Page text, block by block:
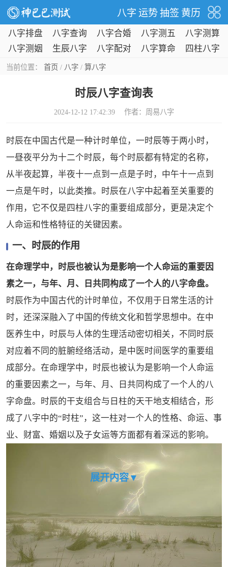
八字 运势 抽签 黄历
八字排盘 八字查询 八字合婚
八字测五
行
八字测算
八字测姻
生辰八字 八字配对 八字算命 四柱八字
当前位置： 首页 / 八字/ 算八字
时辰八字查询表
2024-12-12 17:42:39 作者： 周易八字
时辰在中国古代是一种计时单位，一时辰等于两小时，
一昼夜平分为十二个时辰，每个时辰都有特定的名称，
从半夜起算，半夜十一点到一点是子时，中午十一点到
一点是午时，以此类推。时辰在八字中起着至关重要的
作用，它不仅是四柱八字的重要组成部分，更是决定个
人命运和性格特征的关键因素。
一、时辰的作用
在命理学中，时辰也被认为是影响一个人命运的重要因
素之一，与年、月、日共同构成了一个人的八字命盘。
时辰作为中国古代的计时单位，不仅用于日常生活的计
时，还深深融入了中国的传统文化和哲学思想中。在中
医养生中，时辰与人体的生理活动密切相关，不同时辰
对应着不同的脏腑经络活动，是中医时间医学的重要组
成部分。在命理学中，时辰也被认为是影响一个人命运
的重要因素之一，与年、月、日共同构成了一个人的八
字命盘。‌时辰的干支组合与日柱的天干地支相结合，形
成了八字中的“时柱”，这一柱对一个人的性格、命运、事
业、财富、婚姻以及子女运等方面都有着深远的影响。‌
展开内容▼